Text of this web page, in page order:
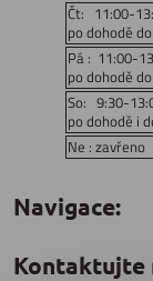
Čt: 11:00-
po dohodě
Pá : 11:00-
po dohodě
So: 9:30-
po dohodě i
Ne : zavřeno
Navigace:
Kontaktujte